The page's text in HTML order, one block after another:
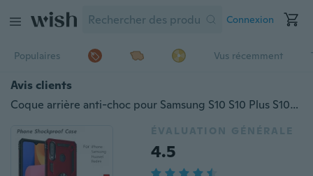
Connexion
Populaires Vus récemment
Avis clients
Coque arrière anti-choc pour Samsung S10 S10 Plus S10e S9 S8 NOTE 10 pro NOTE 9 A20E A10E A20 / A30 A40 A50 / A50S A70 / A70S A80 / A90 A20S A71 A51, iPhone 11 11Pro 11pro Max X Xs Max XR 8 7 6 6s Plus SE, Huawei Mate 30 20 P 40 30 20 pro lite, Redmi 7 7A Note 8 pro
ÉVALUATION GÉNÉRALE
4.5